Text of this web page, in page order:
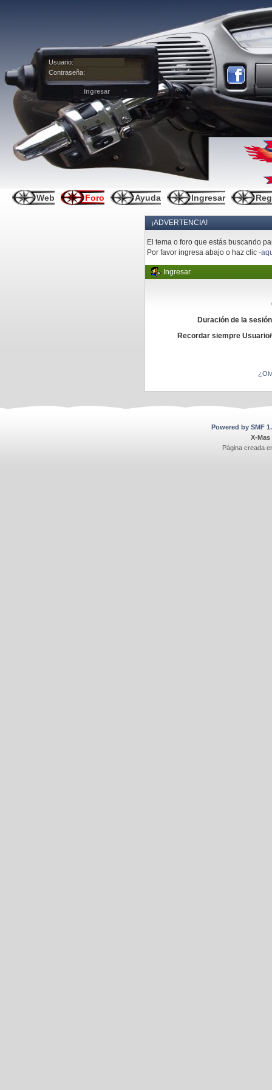
Usuario:
Contraseña:
Web Foro Ayuda Ingresar
¡ADVERTENCIA!
El tema o foro que estás buscando
Por favor ingresa abajo o haz clic-
Ingresar
Duración de la
Recordar siempre
Powered by SMF
X-Mas
Página creada